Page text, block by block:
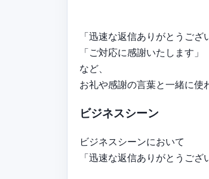
「迅速な返信ありがとうご
「ご対応に感謝いたします」
など、
お礼や感謝の言葉と一緒に使
ビジネスシーン
ビジネスシーンにおいて
「迅速な返信ありがとうござ